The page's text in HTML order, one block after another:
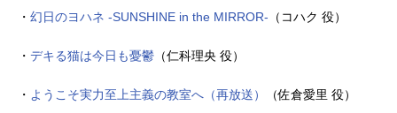
・ 幻日のヨハネ -SUNSHINE in the MIRROR- （コハク 役）
・ デキる猫は今日も憂鬱 （仁科理央 役）
・ ようこそ実力至上主義の教室へ（再放送） （佐倉愛里 役）